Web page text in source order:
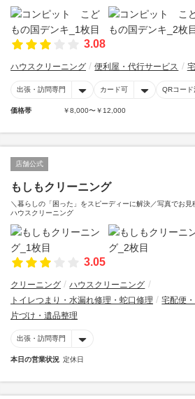
3.08
ハウスクリーニング 便利屋・代行サービス
出張・訪問専門 カード可 QRコード
価格帯 ￥8,000〜￥12,000
店舗公式
もしもクリーニング
＼暮らしの「困った」をスピーディーに解決／写真でお
ハウスクリーニング
3.05
クリーニング
ハウスクリーニング
トイレつまり・水漏れ修理・蛇口修理
宅配便
片づけ・遺品整理
出張・訪問専門
本日の営業状況 定休日